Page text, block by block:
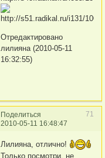
Отредактировано
лилияна (2010-05-11
16:32:55)
Поделиться
71
2010-05-11 16:48:47
Лилияна, отлично!
Только посмотри, не